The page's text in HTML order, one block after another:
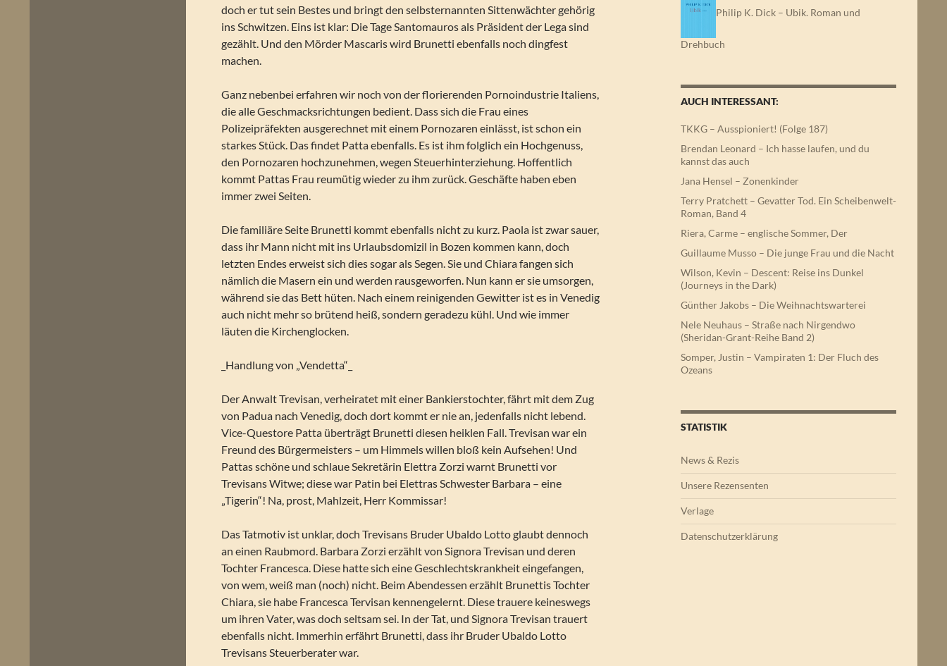
doch er tut sein Bestes und bringt den selbsternannten Sittenwächter gehörig
ins Schwitzen. Eins ist klar: Die Tage Santomauros als Präsident der Lega sind
gezählt. Und den Mörder Mascaris wird Brunetti ebenfalls noch dingfest
machen.
Ganz nebenbei erfahren wir noch von der florierenden Pornoindustrie Italiens,
die alle Geschmacksrichtungen bedient. Dass sich die Frau eines
Polizeipräfekten ausgerechnet mit einem Pornozaren einlässt, ist schon ein
starkes Stück. Das findet Patta ebenfalls. Es ist ihm folglich ein Hochgenuss,
den Pornozaren hochzunehmen, wegen Steuerhinterziehung. Hoffentlich
kommt Pattas Frau reumütig wieder zu ihm zurück. Geschäfte haben eben
immer zwei Seiten.
Die familiäre Seite Brunetti kommt ebenfalls nicht zu kurz. Paola ist zwar sauer,
dass ihr Mann nicht mit ins Urlaubsdomizil in Bozen kommen kann, doch
letzten Endes erweist sich dies sogar als Segen. Sie und Chiara fangen sich
nämlich die Masern ein und werden rausgeworfen. Nun kann er sie umsorgen,
während sie das Bett hüten. Nach einem reinigenden Gewitter ist es in Venedig
auch nicht mehr so brütend heiß, sondern geradezu kühl. Und wie immer
läuten die Kirchenglocken.
_Handlung von „Vendetta“_
Der Anwalt Trevisan, verheiratet mit einer Bankierstochter, fährt mit dem Zug
von Padua nach Venedig, doch dort kommt er nie an, jedenfalls nicht lebend.
Vice-Questore Patta überträgt Brunetti diesen heiklen Fall. Trevisan war ein
Freund des Bürgermeisters – um Himmels willen bloß kein Aufsehen! Und
Pattas schöne und schlaue Sekretärin Elettra Zorzi warnt Brunetti vor
Trevisans Witwe; diese war Patin bei Elettras Schwester Barbara – eine
„Tigerin“! Na, prost, Mahlzeit, Herr Kommissar!
Das Tatmotiv ist unklar, doch Trevisans Bruder Ubaldo Lotto glaubt dennoch
an einen Raubmord. Barbara Zorzi erzählt von Signora Trevisan und deren
Tochter Francesca. Diese hatte sich eine Geschlechtskrankheit eingefangen,
von wem, weiß man (noch) nicht. Beim Abendessen erzählt Brunettis Tochter
Chiara, sie habe Francesca Tervisan kennengelernt. Diese trauere keineswegs
um ihren Vater, was doch seltsam sei. In der Tat, und Signora Trevisan trauert
ebenfalls nicht. Immerhin erfährt Brunetti, dass ihr Bruder Ubaldo Lotto
Trevisans Steuerberater war.
Philip K. Dick – Ubik. Roman und
Drehbuch
AUCH INTERESSANT:
TKKG – Ausspioniert! (Folge 187)
Brendan Leonard – Ich hasse laufen, und du
kannst das auch
Jana Hensel – Zonenkinder
Terry Pratchett – Gevatter Tod. Ein Scheibenwelt-
Roman, Band 4
Riera, Carme – englische Sommer, Der
Guillaume Musso – Die junge Frau und die Nacht
Wilson, Kevin – Descent: Reise ins Dunkel
(Journeys in the Dark)
Günther Jakobs – Die Weihnachtswarterei
Nele Neuhaus – Straße nach Nirgendwo
(Sheridan-Grant-Reihe Band 2)
Somper, Justin – Vampiraten 1: Der Fluch des
Ozeans
STATISTIK
News & Rezis
Unsere Rezensenten
Verlage
Datenschutzerklärung